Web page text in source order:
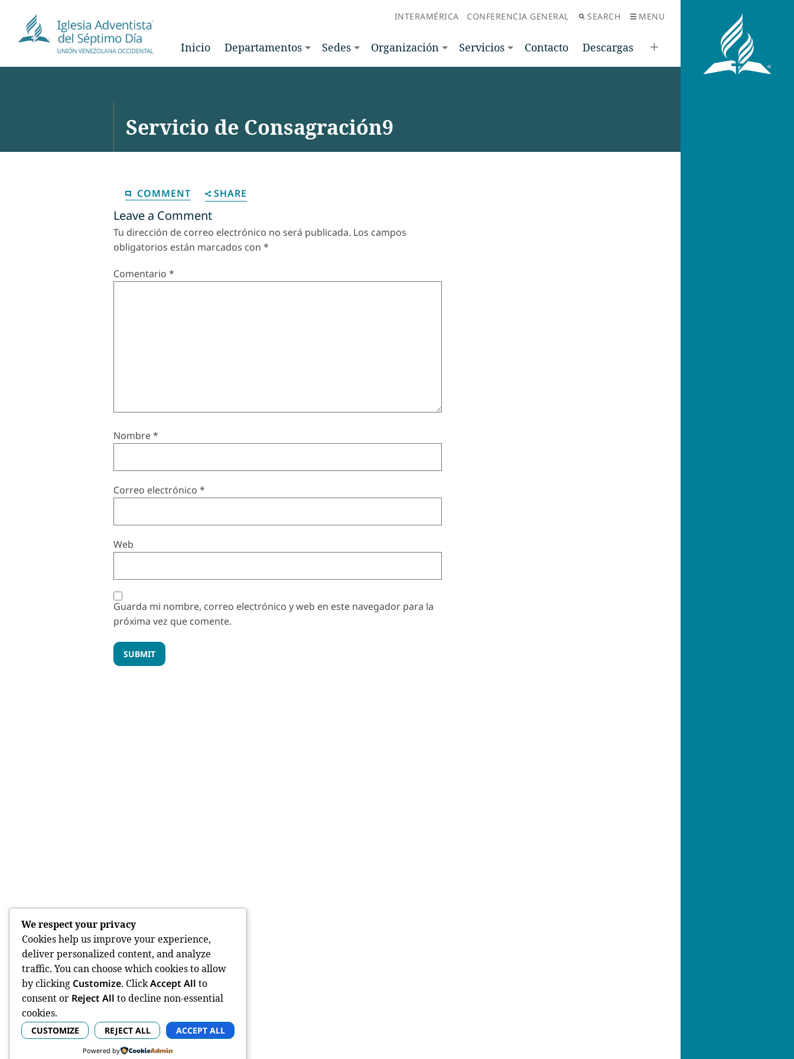
INTERAMÉRICA CONFERENCIA GENERAL SEARCH MENU
Inicio Departamentos Sedes Organización Servicios Contacto Descargas
Servicio de Consagración9
COMMENT SHARE
Leave a Comment
Tu dirección de correo electrónico no será publicada. Los campos
obligatorios están marcados con *
Comentario *
Nombre*
Correo electrónico *
Web
Guarda mi nombre, correo electrónico y web en este navegador para la
próxima vez que comente.
We respect your privacy
Cookies help us improve your experience,
deliver personalized content, and analyze
traffic. You can choose which cookies to allow
by clicking Customize. ClickAccept All to
consent or Reject All to decline non-essential
cookies.
CUSTOMIZE REJECT ALL ACCEPT ALL
Powered by